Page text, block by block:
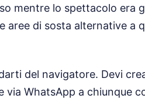
mentre lo spettacolo era
aree di sosta alternative a
del navigatore. Devi
via WhatsApp a chiunque